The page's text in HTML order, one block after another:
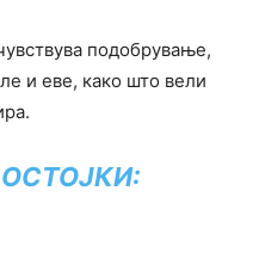
подобрување,
и еве, како што вели